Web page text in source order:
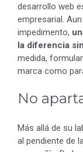
desarrollo web
empresarial.
impedimento,
la diferencia
medida,
marca como
No
Más allá de su
al pendiente de